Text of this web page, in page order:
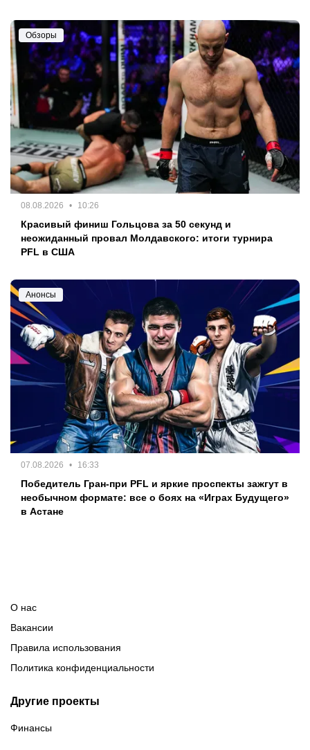
Обзоры
08.08.2026 10:26
Красивый финиш Гольцова за 50 секунд и
неожиданный провал Молдавского: итоги турнира
PFL в США
Анонсы
07.08.2026 16:33
Победитель Гран-при PFL и яркие проспекты зажгут в
необычном формате: все о боях на «Играх Будущего»
в Астане
О нас
Вакансии
Правила использования
Политика конфиденциальности
Другие проекты
Финансы